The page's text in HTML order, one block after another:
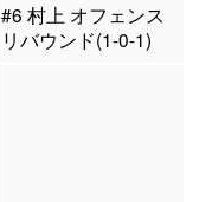
#6 村上 オフェンス
リバウンド(1-0-1)